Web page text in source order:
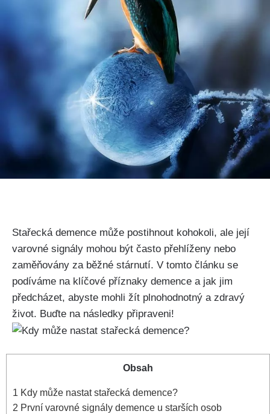
Stařecká demence může postihnout kohokoli, ale její
varovné signály mohou být často přehlíženy nebo
zaměňovány za běžné stárnutí. V tomto článku se
podíváme na klíčové příznaky demence a jak jim
předcházet, abyste mohli žít plnohodnotný a zdravý
život. Buďte na následky připraveni!
Obsah
1 Kdy může nastat stařecká demence?
2 První varovné signály demence u starších osob